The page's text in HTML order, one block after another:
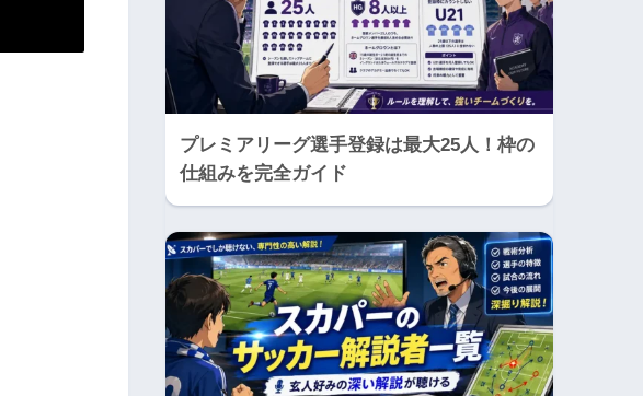
プレミアリーグ選手登録は最大25人！枠の
仕組みを完全ガイド